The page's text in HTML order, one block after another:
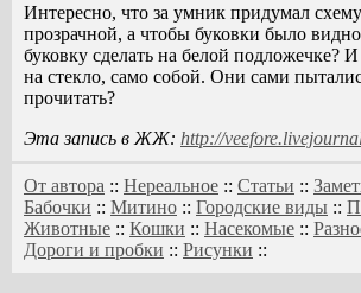
Интересно, что за умник придумал
прозрачной, а чтобы буковки было
буковку сделать на белой подложечке? И
на стекло, само собой. Они сами
прочитать?
Эта запись в ЖЖ: http://
От автора :: Нереальное :: Статьи ::
Бабочки :: Митино :: Городские виды ::
Животные :: Кошки :: Насекомые ::
Дороги и пробки :: Рисунки ::